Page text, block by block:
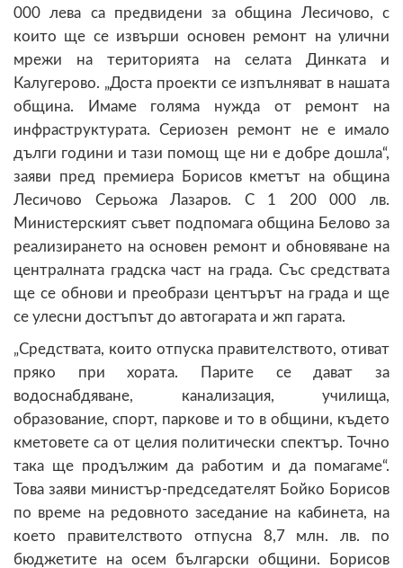
000 лева са предвидени за община Лесичово, с
които ще се извърши основен ремонт на улични
мрежи на територията на селата Динката и
Калугерово. „Доста проекти се изпълняват в нашата
община. Имаме голяма нужда от ремонт на
инфраструктурата. Сериозен ремонт не е имало
дълги години и тази помощ ще ни е добре дошла“,
заяви пред премиера Борисов кметът на община
Лесичово Серьожа Лазаров. С 1 200 000 лв.
Министерският съвет подпомага община Белово за
реализирането на основен ремонт и обновяване на
централната градска част на града. Със средствата
ще се обнови и преобрази центърът на града и ще
се улесни достъпът до автогарата и жп гарата.
„Средствата, които отпуска правителството, отиват
пряко при хората. Парите се дават за
водоснабдяване, канализация, училища,
образование, спорт, паркове и то в общини, където
кметовете са от целия политически спектър. Точно
така ще продължим да работим и да помагаме“.
Това заяви министър-председателят Бойко Борисов
по време на редовното заседание на кабинета, на
което правителството отпусна 8,7 млн. лв. по
бюджетите на осем български общини. Борисов